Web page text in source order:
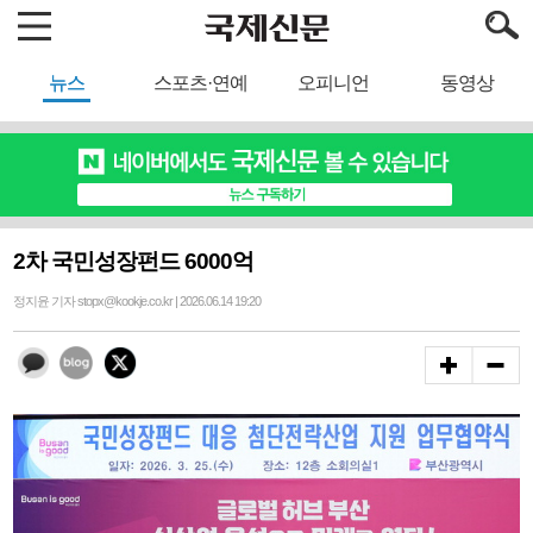
뉴스 스포츠·연예 오피니언 동영상
2차 국민성장펀드 6000억
정지윤 기자 stopx@kookje.co.kr | 2026.06.14 19:20